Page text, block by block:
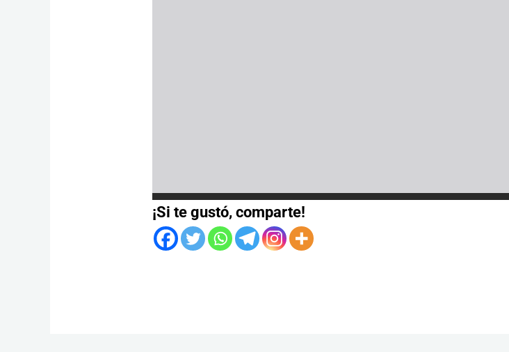
¡Si te gustó, comparte!